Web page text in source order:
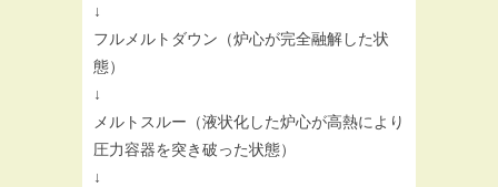
↓
フルメルトダウン（炉心が完全融解した状
態）
↓
メルトスルー（液状化した炉心が高熱により
圧力容器を突き破った状態）
↓